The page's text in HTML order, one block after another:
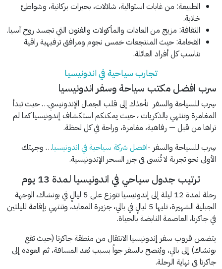
الطبيعة: من غابات استوائية، شلالات، بحيرات بركانية، وشواطئ
خلابة.
الثقافة: مزيج من العادات والمأكولات والفنون التي تجسد روح آسيا.
الفخامة: حيث المنتجعات خمس نجوم ومرافق ترفيهية راقية
تناسب كل أفراد العائلة.
تجارب سياحية في اندونيسيا
سرب افضل مكتب سياحة وسفر اندونيسيا
سِرب للسياحة والسفر نأخذك إلى قلب الجمال الإندونيسي… حيث تبدأ
المغامرة وتنتهي بالذكريات ، حيث يمكنكم استكشاف إندونيسيا كما لم
تراها من قبل — رفاهية، مغامرة، وراحة في كل لحظة.
سِرب للسياحة والسفر -افضل شركة سياحية في اندونيسيا… وجهتك
الأولى نحو تجربة لا تُنسى في جزر السحر الإندونيسية.
ترتيب جدول سياحي في اندونيسيا لمدة 13 يوم
رحلة لمدة 12 ليلة إلى إندونيسيا تتوزع على 5 ليالٍ في بونشاك، الوجهة
الجبلية الشهيرة، تليها 5 ليالٍ في بالي، جزيرة المعابد، وتنتهي بإقامة لليلتين
في جاكرتا، العاصمة النابضة بالحياة.
يتضمن قروب سفر إندونيسيا الانتقال من منطقة جاكرتا (حيث تقع
بونشاك) إلى بالي، ويُنصح بالسفر جواً بسبب بُعد المسافة، ثم العودة إلى
جاكرتا في نهاية الرحلة.